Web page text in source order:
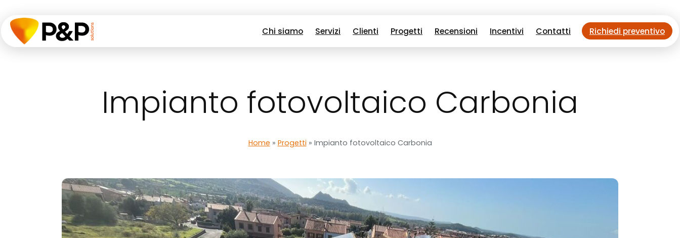
P&P
SOLUTIONS
Chi siamo Servizi Clienti Progetti Recensioni Incentivi Contatti Richiedi preventivo
Impianto fotovoltaico Carbonia
Home » Progetti » Impianto fotovoltaico Carbonia